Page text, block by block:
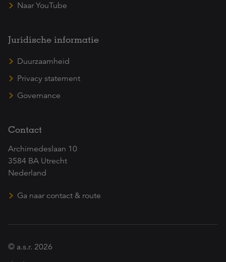
Naar YouTube
Juridische informatie
Duurzaamheid
Privacy statement
Governance
Contact
Archimedeslaan 10
3584 BA Utrecht
Nederland
Ga naar contact & route
© a.s.r. 2026